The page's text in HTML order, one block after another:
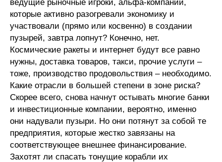
Диссертационный совет
О совете
Материалы
Конкурсы и вакансии
Контакты
ведущие рыночные игроки, альфа-компании,
которые активно разогревали экономику и
участвовали (прямо или косвенно) в создании
пузырей, завтра лопнут? Конечно, нет.
Космические ракеты и интернет будут все равно
нужны, доставка товаров, такси, прочие услуги –
тоже, производство продовольствия – необходимо.
Какие отрасли в большей степени в зоне риска?
Скорее всего, снова начнут остывать многие банки
и инвестиционные компании, вероятно, именно
они надували пузыри. Но они потянут за собой те
предприятия, которые жестко завязаны на
соответствующее внешнее финансирование.
Захотят ли спасать тонущие корабли их